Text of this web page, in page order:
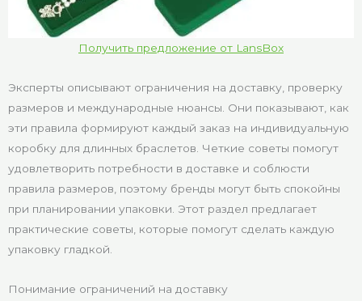
Получить предложение от LansBox
Эксперты описывают ограничения на доставку, проверку
размеров и международные нюансы. Они показывают, как
эти правила формируют каждый заказ на индивидуальную
коробку для длинных браслетов. Четкие советы помогут
удовлетворить потребности в доставке и соблюсти
правила размеров, поэтому бренды могут быть спокойны
при планировании упаковки. Этот раздел предлагает
практические советы, которые помогут сделать каждую
упаковку гладкой.
Понимание ограничений на доставку